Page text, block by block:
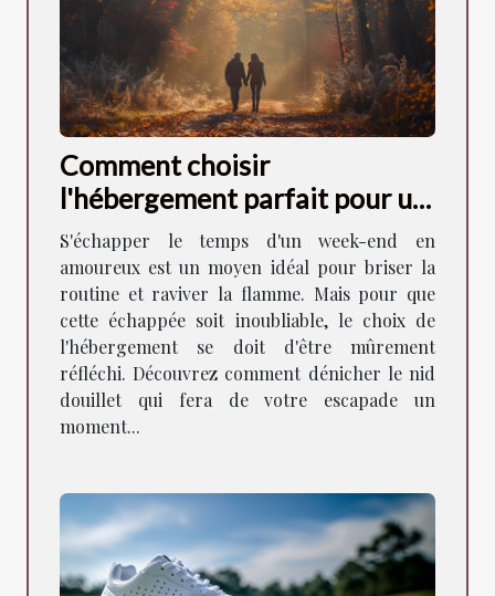
Comment choisir
l'hébergement parfait pour un
week-end romantique
S'échapper le temps d'un week-end en
amoureux est un moyen idéal pour briser la
routine et raviver la flamme. Mais pour que
cette échappée soit inoubliable, le choix de
l'hébergement se doit d'être mûrement
réfléchi. Découvrez comment dénicher le nid
douillet qui fera de votre escapade un
moment...